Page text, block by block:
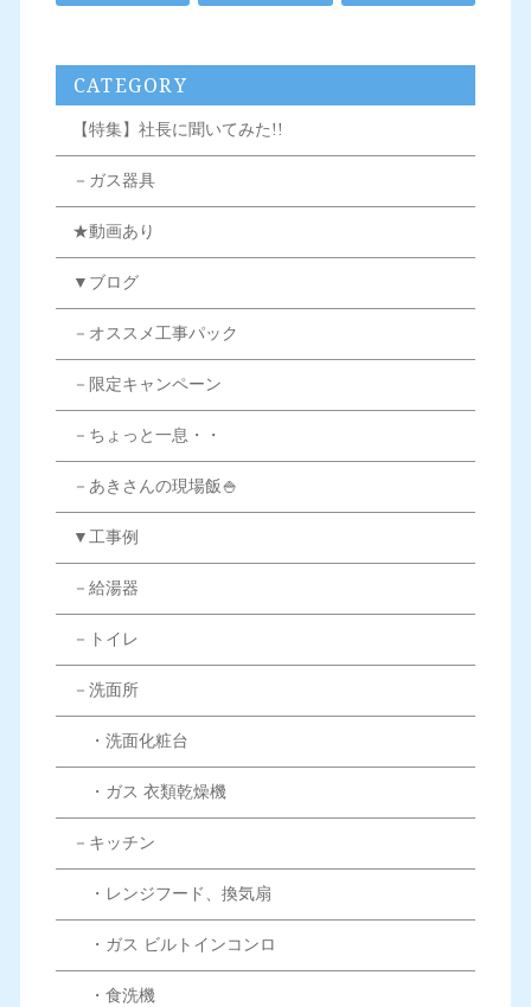
CATEGORY
【特集】社長に聞いてみた!!
－ガス器具
★動画あり
▼ブログ
－オススメ工事パック
－限定キャンペーン
－ちょっと一息・・
－あきさんの現場飯🍚
▼工事例
－給湯器
－トイレ
－洗面所
・洗面化粧台
・ガス 衣類乾燥機
－キッチン
・レンジフード、換気扇
・ガス ビルトインコンロ
・食洗機